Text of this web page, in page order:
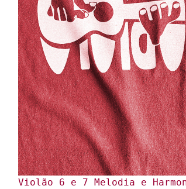
Violão 6 e 7 Melodia e Harmonia(